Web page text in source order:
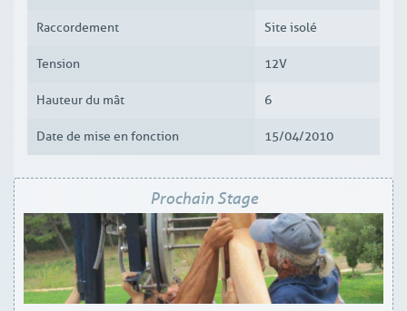
Raccordement Site isolé
Tension 12V
Hauteur du mât 6
Date de mise en fonction 15/04/2010
Prochain Stage